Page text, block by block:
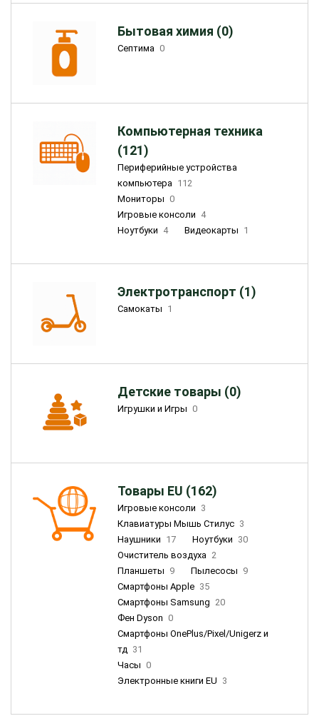
Бытовая химия (0)
Септима 0
Компьютерная техника
(121)
Периферийные устройства
компьютера 112
Мониторы 0
Игровые консоли 4
Ноутбуки 4 Видеокарты 1
Электротранспорт (1)
Самокаты 1
Детские товары (0)
Игрушки и Игры 0
Товары EU (162)
Игровые консоли 3
Клавиатуры Мышь Стилус 3
Наушники 17 Ноутбуки 30
Очиститель воздуха 2
Планшеты 9 Пылесосы 9
Смартфоны Apple 35
Смартфоны Samsung 20
Фен Dyson 0
Смартфоны OnePlus/Pixel/Unigerz и
тд 31
Часы 0
Электронные книги EU 3